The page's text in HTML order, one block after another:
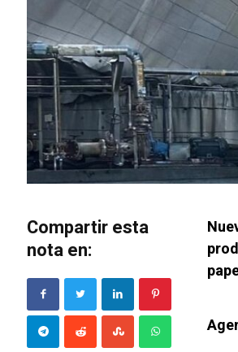
Compartir esta
nota en: